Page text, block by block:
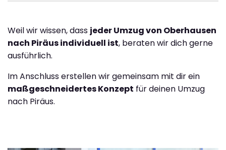
Weil wir wissen, dass jeder Umzug von Oberhausen
nach Piräus individuell ist, beraten wir dich gerne
ausführlich.
Im Anschluss erstellen wir gemeinsam mit dir ein
maßgeschneidertes Konzept für deinen Umzug
nach Piräus.